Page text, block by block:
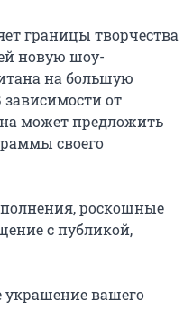
границы творчества
новую шоу-
на большую
от
может предложить
своего
роскошные
с публикой,
вашего